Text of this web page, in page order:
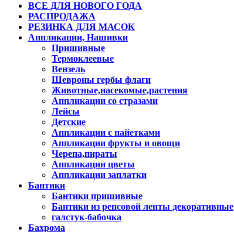
ВСЕ ДЛЯ НОВОГО ГОДА
РАСПРОДАЖА
РЕЗИНКА ДЛЯ МАСОК
Аппликации, Нашивки
Пришивные
Термоклеевые
Вензель
Шевроны гербы флаги
Животные,насекомые,растения
Аппликации со стразами
Лейсы
Детские
Аппликации с пайетками
Аппликации фрукты и овощи
Черепа,пираты
Аппликации цветы
Аппликации заплатки
Бантики
Бантики пришивные
Бантики из репсовой ленты декоративные
галстук-бабочка
Бахрома